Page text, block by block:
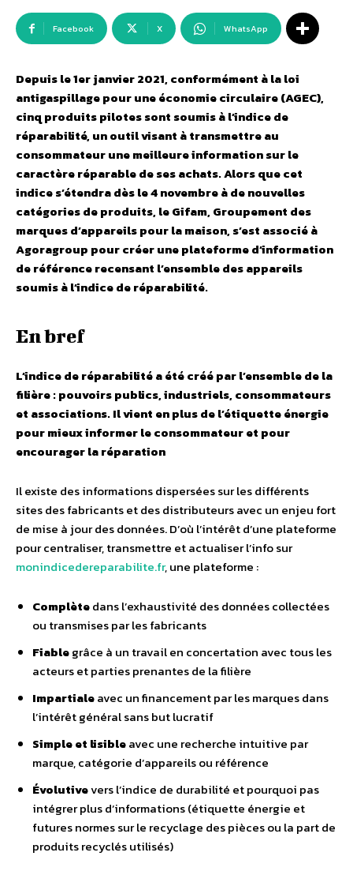
Facebook X WhatsApp
Depuis le 1er janvier 2021, conformément à la loi
antigaspillage pour une économie circulaire (AGEC),
cinq produits pilotes sont soumis à l’indice de
réparabilité, un outil visant à transmettre au
consommateur une meilleure information sur le
caractère réparable de ses achats. Alors que cet
indice s’étendra dès le 4 novembre à de nouvelles
catégories de produits, le Gifam, Groupement des
marques d’appareils pour la maison, s’est associé à
Agoragroup pour créer une plateforme d’information
de référence recensant l’ensemble des appareils
soumis à l’indice de réparabilité.
En bref
L’indice de réparabilité a été créé par l’ensemble de la
filière : pouvoirs publics, industriels, consommateurs
et associations. Il vient en plus de l’étiquette énergie
pour mieux informer le consommateur et pour
encourager la réparation
Il existe des informations dispersées sur les différents
sites des fabricants et des distributeurs avec un enjeu fort
de mise à jour des données. D’où l’intérêt d’une plateforme
pour centraliser, transmettre et actualiser l’info sur
monindicedereparabilite.fr, une plateforme :
Complètedans l’exhaustivité des données collectées
ou transmises par les fabricants
Fiablegrâce à un travail en concertation avec tous les
acteurs et parties prenantes de la filière
Impartialeavec un financement par les marques dans
l’intérêt général sans but lucratif
Simple et lisibleavec une recherche intuitive par
marque, catégorie d’appareils ou référence
Évolutivevers l’indice de durabilité et pourquoi pas
intégrer plus d’informations (étiquette énergie et
futures normes sur le recyclage des pièces ou la part de
produits recyclés utilisés)